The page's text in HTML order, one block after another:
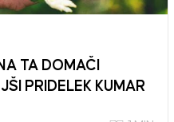
TA DOMAČI
PRIDELEK KUMAR